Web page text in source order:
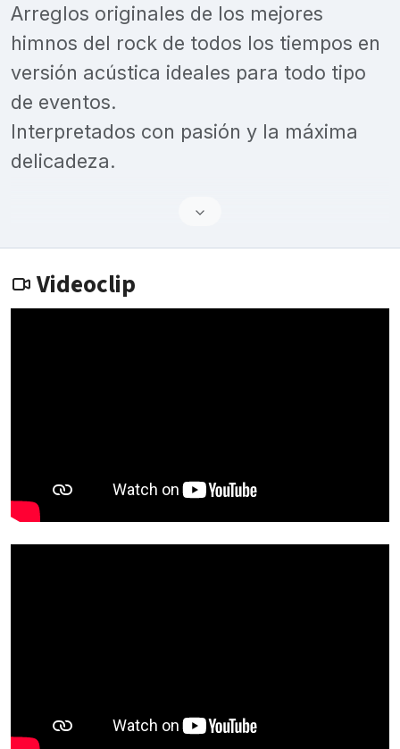
Arreglos originales de los mejores
himnos del rock de todos los tiempos en
versión acústica ideales para todo tipo
de eventos.
Interpretados con pasión y la máxima
delicadeza.
Videoclip